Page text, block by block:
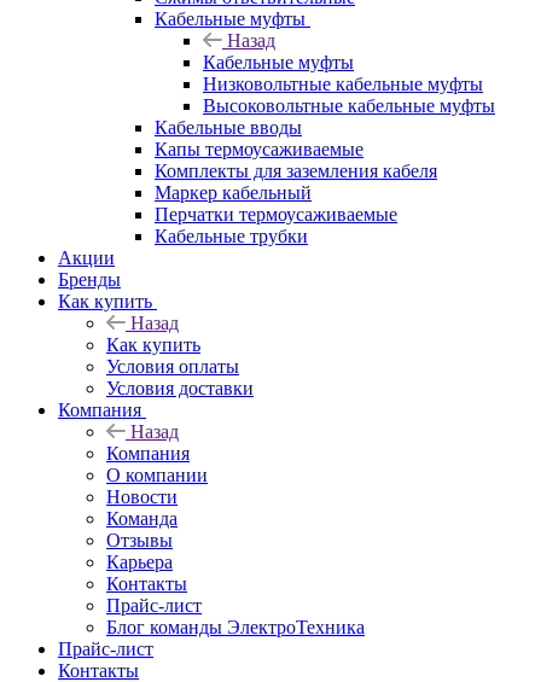
Кабельные муфты
Назад
Кабельные муфты
Низковольтные кабельные муфты
Высоковольтные кабельные муфты
Кабельные вводы
Капы термоусаживаемые
Комплекты для заземления кабеля
Маркер кабельный
Перчатки термоусаживаемые
Кабельные трубки
Акции
Бренды
Как купить
Назад
Как купить
Условия оплаты
Условия доставки
Компания
Назад
Компания
О компании
Новости
Команда
Отзывы
Карьера
Контакты
Прайс-лист
Блог команды ЭлектроТехника
Прайс-лист
Контакты